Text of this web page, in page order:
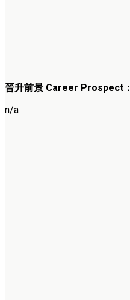
晉升前景 Career Prospect：
n/a